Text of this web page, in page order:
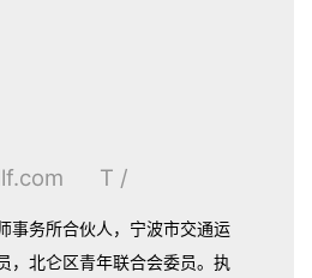
T /
事务所合伙人，宁波市交通运
，北仑区青年联合会委员。执